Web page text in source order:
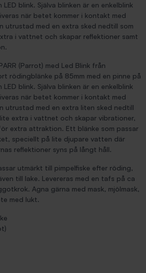
blink. Själva blinken är en enkelblink
när betet kommer i kontakt med
utrustad med en extra sked nedtill som
i vattnet och skapar reflektioner samt
(Parrot) med Led Blink från
rödingblänke på 85mm med en pinne på
blink. Själva blinken är en enkelblink
när betet kommer i kontakt med
utrustad med en extra liten sked nedtill
extra i vattnet och skapar vibrationer,
extra attraktion. Ett blänke som passar
speciellt på lite djupare vatten där
reflektioner syns på långt håll.
utmärkt till pimpelfiske efter röding,
till lake. Levereras med en tafs på ca
Agna gärna med mask, mjölmask,
med lukt.